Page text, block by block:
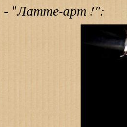
- "Латте-арт !":